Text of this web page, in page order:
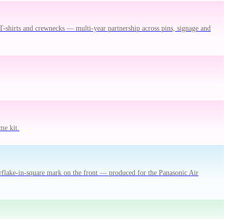
and crewnecks — multi-year partnership across pins, signage and
kit.
in-square mark on the front — produced for the Panasonic Air